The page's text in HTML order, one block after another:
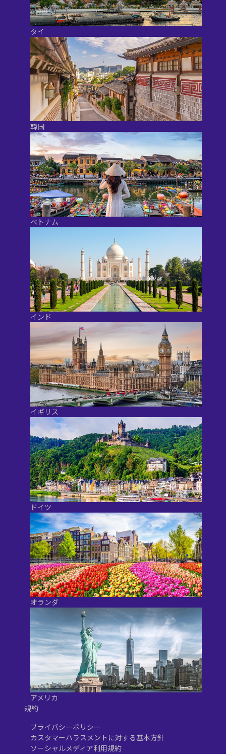
タイ
韓国
ベトナム
インド
イギリス
ドイツ
オランダ
アメリカ
規約
プライバシーポリシー
カスタマーハラスメントに対する基本方針
ソーシャルメディア利用規約